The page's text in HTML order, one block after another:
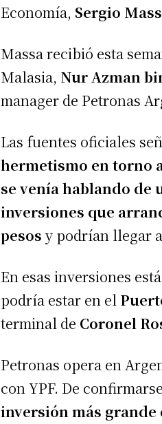
Economía, Sergio
Massa recibió esta
Malasia, Nur Azman
manager de Petronas
Las fuentes oficiales
hermetismo en torno
se venía hablando de
inversiones que
pesos y podrían llegar
En esas inversiones
podría estar en el
terminal de Coronel
Petronas opera en
con YPF. De
inversión más